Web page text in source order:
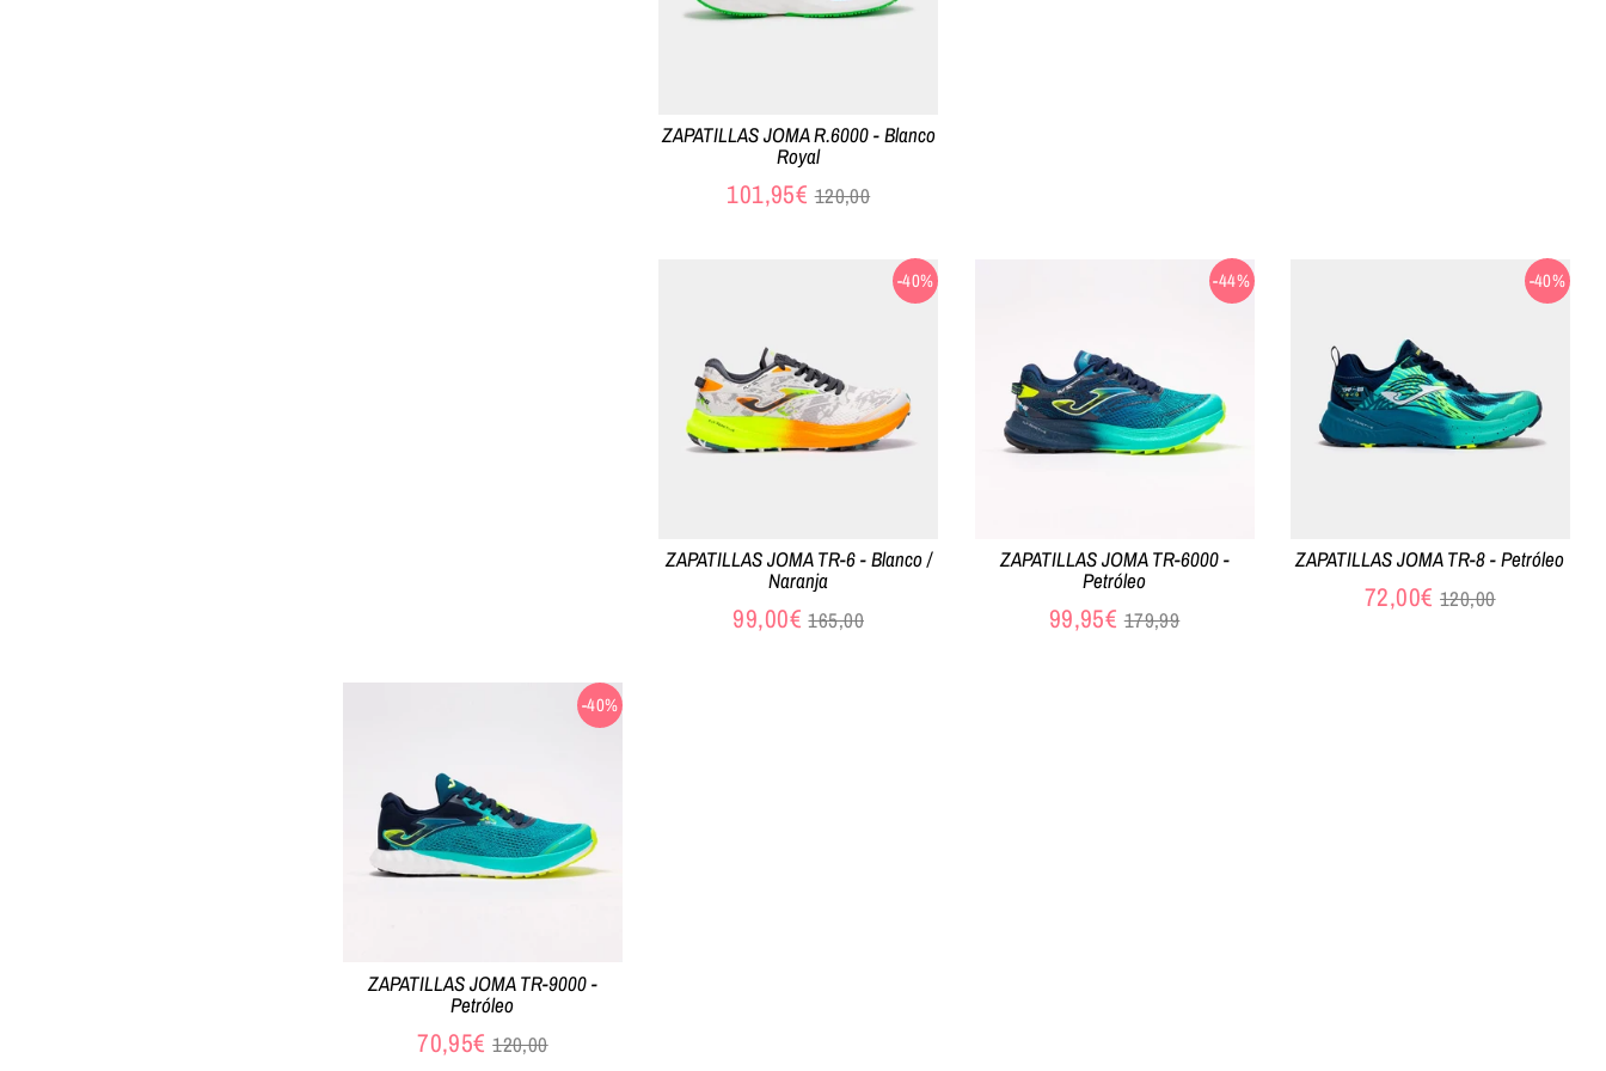
ZAPATILLAS JOMA R.6000 - Blanco
Royal
101,95€ Precio
120,00
-40%
ZAPATILLAS JOMA TR-6 - Blanco /
Naranja
99,00€ Precio
165,00
-44%
ZAPATILLAS JOMA TR-6000 -
Petróleo
99,95€ Precio
179,99
-40%
ZAPATILLAS JOMA TR-8 - Petróleo
72,00€ Precio
120,00
-40%
ZAPATILLAS JOMA TR-9000 -
Petróleo
70,95€ Precio
120,00